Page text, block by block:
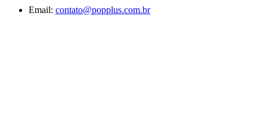
Email: contato@popplus.com.br